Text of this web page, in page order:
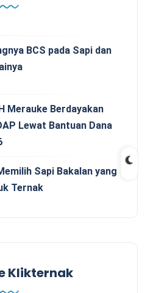
BCS pada Sapi dan
Merauke Berdayakan
Lewat Bantuan Dana
Sapi Bakalan yang
Ternak
Klikternak